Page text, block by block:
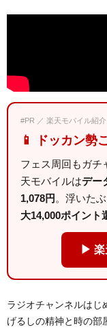
#PR ／ 楽天モバイル紹介
📱 ドッカン勢
フェス周回もガチ
天モバイルはデー
1,078円 。浮いた
大14,000ポイント
▶ 楽
ラジオチャンネルはじ
げるしの精神と時の部